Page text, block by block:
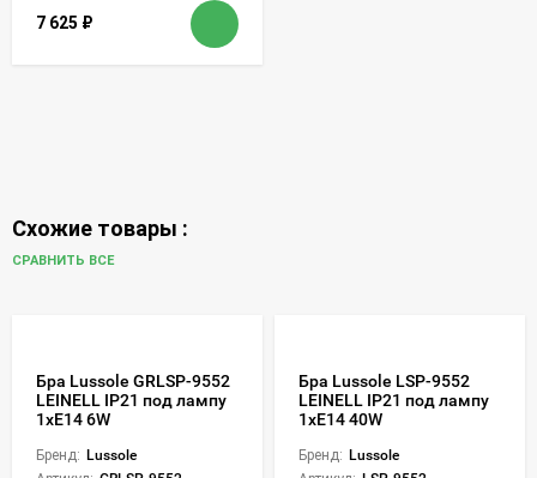
7 625 ₽
Схожие товары :
СРАВНИТЬ ВСЕ
Бра Lussole GRLSP-9552
LEINELL IP21 под лампу
1xE14 6W
Бренд: Lussole
Бра Lussole LSP-9552
LEINELL IP21 под лампу
1xE14 40W
Бренд: Lussole